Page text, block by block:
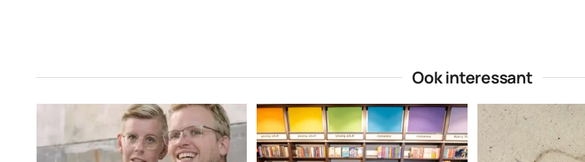
Ook interessant